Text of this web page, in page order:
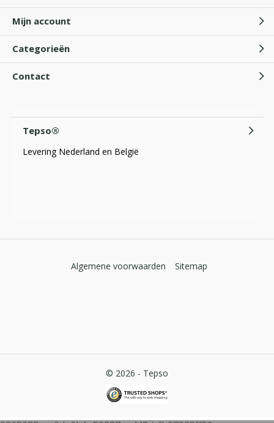
Mijn account
Categorieën
Contact
Tepso®
Levering Nederland en België
© 2026 - Tepso
Algemene voorwaarden Sitemap